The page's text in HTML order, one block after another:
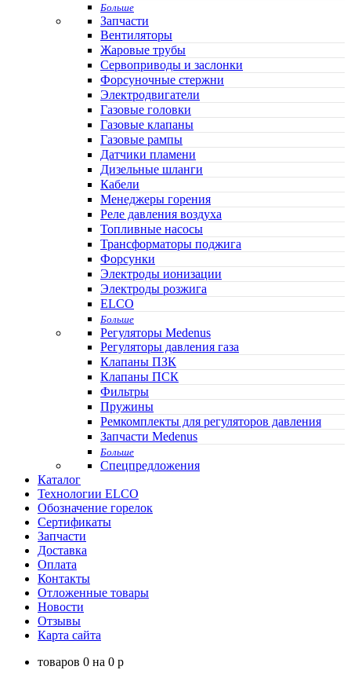
Больше
Запчасти
Вентиляторы
Жаровые трубы
Сервоприводы и заслонки
Форсуночные стержни
Электродвигатели
Газовые головки
Газовые клапаны
Газовые рампы
Датчики пламени
Дизельные шланги
Кабели
Менеджеры горения
Реле давления воздуха
Топливные насосы
Трансформаторы поджига
Форсунки
Электроды ионизации
Электроды розжига
ELCO
Больше
Регуляторы Medenus
Регуляторы давления газа
Клапаны ПЗК
Клапаны ПСК
Фильтры
Пружины
Ремкомплекты для регуляторов давления
Запчасти Medenus
Больше
Спецпредложения
Каталог
Технологии ELCO
Обозначение горелок
Сертификаты
Запчасти
Доставка
Оплата
Контакты
Отложенные товары
Новости
Отзывы
Карта сайта
товаров 0 на 0 p